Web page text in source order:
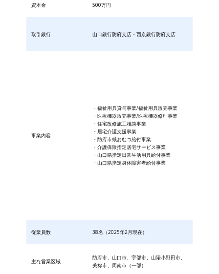
資本金 500万円
取引銀行 山口銀行防府支店・西京銀行防府支店
事業内容
・福祉用具貸与事業/福祉用具販売事業
・医療機器販売事業/医療機器修理事業
・住宅改修施工相談事業
・居宅介護支援事業
・防府市紙おむつ給付事業
・​介護保険指定居宅サービス事業
・山口県指定日常生活用具給付事業
・山口県指定身体障害者給付事業
従業員数 38名（2025年2月現在）
主な営業区域
防府市、山口市、宇部市、山陽小野田市、
美祢市、周南市（一部）